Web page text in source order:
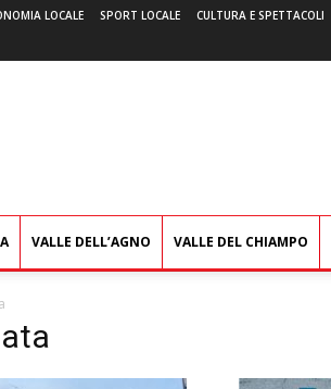
LOCALE SPORT LOCALE CULTURA E SPETTACOLI
VALLE DELL’AGNO VALLE DEL CHIAMPO